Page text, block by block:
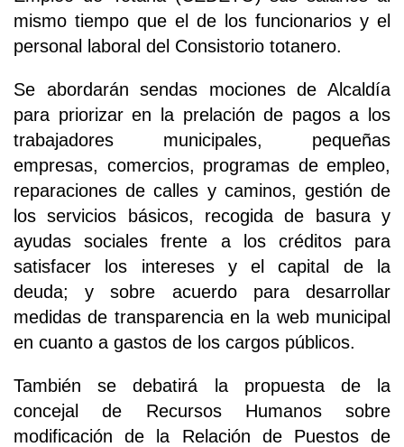
mismo tiempo que el de los funcionarios y el
personal laboral del Consistorio totanero.
Se abordarán sendas mociones de Alcaldía
para priorizar en la prelación de pagos a los
trabajadores municipales, pequeñas
empresas, comercios, programas de empleo,
reparaciones de calles y caminos, gestión de
los servicios básicos, recogida de basura y
ayudas sociales frente a los créditos para
satisfacer los intereses y el capital de la
deuda; y sobre acuerdo para desarrollar
medidas de transparencia en la web municipal
en cuanto a gastos de los cargos públicos.
También se debatirá la propuesta de la
concejal de Recursos Humanos sobre
modificación de la Relación de Puestos de